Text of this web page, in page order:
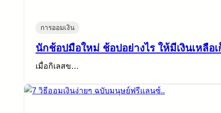
การออมเงิน
นักช้อปมือใหม่ ช้อปอย่างไร ให้มีเงินเหลือ
เมื่อกิเลสข…